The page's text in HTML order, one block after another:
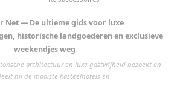
Net — De ultieme gids voor luxe
historische landgoederen en exclusieve
weekendjes weg
architectuur en luxe gastvrijheid bezoekt en
hij de mooiste kasteelhotels en